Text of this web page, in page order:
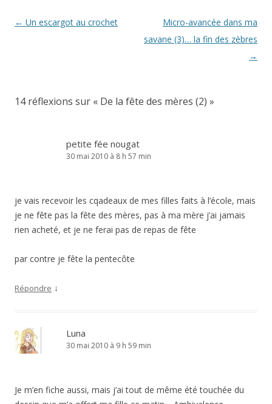
Navigation
← Un escargot au crochet
Micro-avancée dans ma
savane (3)… la fin des zèbres
→
14 réflexions sur « De la fête des mères (2) »
petite fée nougat
30 mai 2010 à 8 h 57 min
je vais recevoir les cqadeaux de mes filles faits à l’école, mais
je ne fête pas la fête des mères, pas à ma mère j’ai jamais
rien acheté, et je ne ferai pas de repas de fête
par contre je fête la pentecôte
Répondre ↓
Luna
30 mai 2010 à 9 h 59 min
Je m’en fiche aussi, mais j’ai tout de même été touchée du